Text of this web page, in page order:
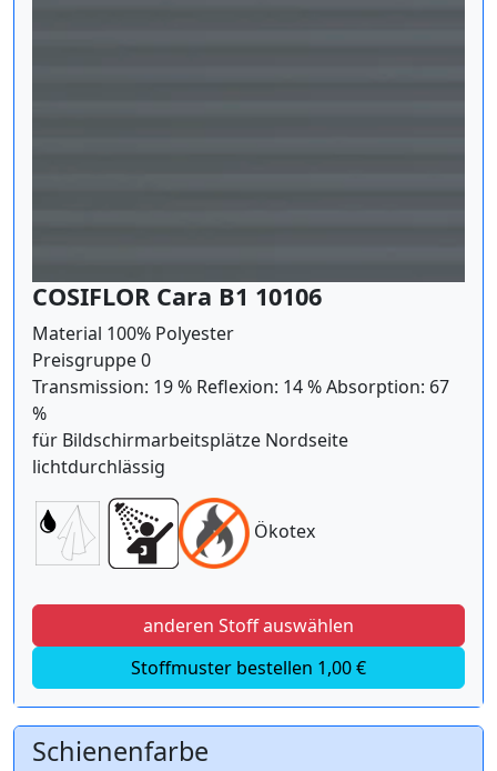
COSIFLOR Cara B1 10106
Material 100% Polyester
Preisgruppe 0
Transmission: 19 % Reflexion: 14 % Absorption: 67
%
für Bildschirmarbeitsplätze Nordseite
lichtdurchlässig
Ökotex
anderen Stoff auswählen
Stoffmuster bestellen 1,00 €
Schienenfarbe